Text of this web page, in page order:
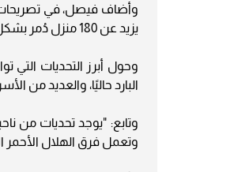
يزيد عن 180 منزل دُمر بشكل كامل بسبب آثار الزلزال".
وحول أبرز التحديات التي
البارد حاليًا، والعديد من
وتابع: "يوجد تحديات من
وتعمل فرق الهلال الأحمر